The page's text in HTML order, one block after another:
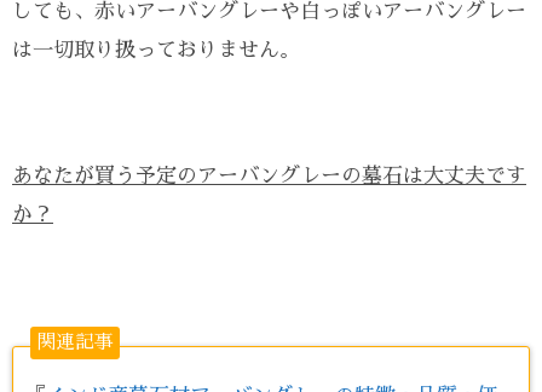
しても、赤いアーバングレーや白っぽいアーバングレー
は一切取り扱っておりません。
あなたが買う予定のアーバングレーの墓石は大丈夫です
か？
関連記事